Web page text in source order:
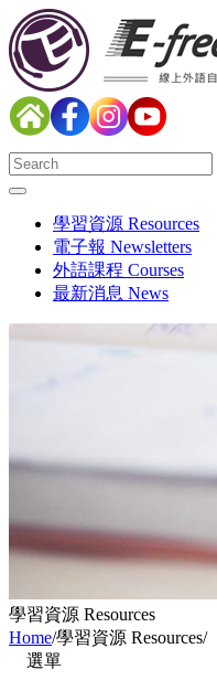
學習資源 Resources
電子報 Newsletters
外語課程 Courses
最新消息 News
學習資源 Resources
Home/學習資源 Resources/
選單